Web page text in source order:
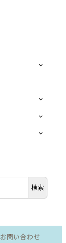
検索
お問い合わせ